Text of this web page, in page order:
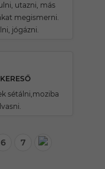
utazni, más
megismerni.
jógázni.
sétálni,moziba
6 7